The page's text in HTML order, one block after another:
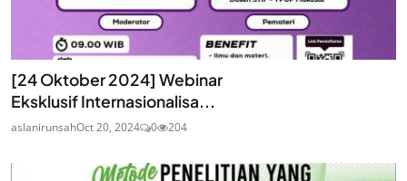
[24 Oktober 2024] Webinar
Eksklusif Internasionalisa...
aslanirunsahOct 20, 2024 0 204